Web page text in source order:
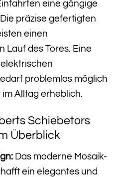
eine gängige
präzise gefertigten
einen
Lauf des Tores. Eine
problemlos möglich
Alltag erheblich.
Schiebetors
Überblick
Das moderne Mosaik-
ein elegantes und